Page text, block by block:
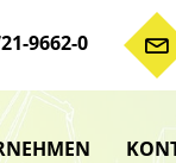
9662-0